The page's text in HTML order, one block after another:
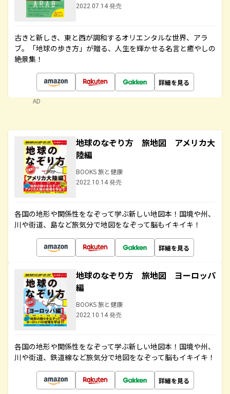
2022.07.14 発売
古きと新しき、東と西が調和するオリエンタルな世界、アラ
ブ。「地球の歩き方」が贈る、人生を輝かせる名言と癒やしの
絶景集！
詳細を見る
AD
地球のなぞり方 旅地図 アメリカ大
陸編
BOOKS 旅と健康
2022.10.14 発売
各国の地形や関係性をなぞって学ぶ新しい地図本！国境や州、
川や街道、島など旅気分で地図をなぞって脳もイキイキ！
詳細を見る
地球のなぞり方 旅地図 ヨーロッパ
編
BOOKS 旅と健康
2022.10.14 発売
各国の地形や関係性をなぞって学ぶ新しい地図本！国境や州、
川や街道、鉄道線など旅気分で地図をなぞって脳もイキイキ！
詳細を見る